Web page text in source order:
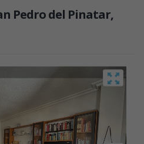
Pedro del Pinatar,